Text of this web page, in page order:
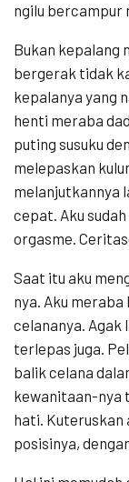
ngilu bercampur
Bukan kepalang
bergerak tidak
kepalanya yang
henti meraba
puting susuku
melepaskan
melanjutkannya
cepat. Aku
orgasme.
Saat itu aku
nya. Aku
celananya. Agak
terlepas juga.
balik celana
kewanitaan-nya
hati. Kuteruskan
posisinya,